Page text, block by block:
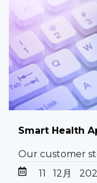
Smart Health
Our customer
11
12月